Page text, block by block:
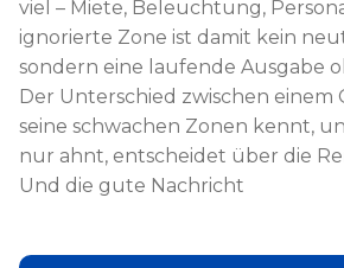
viel – Miete, Beleuchtung,
ignorierte Zone ist damit kein
sondern eine laufende Ausgabe
Der Unterschied zwischen einem
seine schwachen Zonen kennt,
nur ahnt, entscheidet über die
Und die gute Nachricht